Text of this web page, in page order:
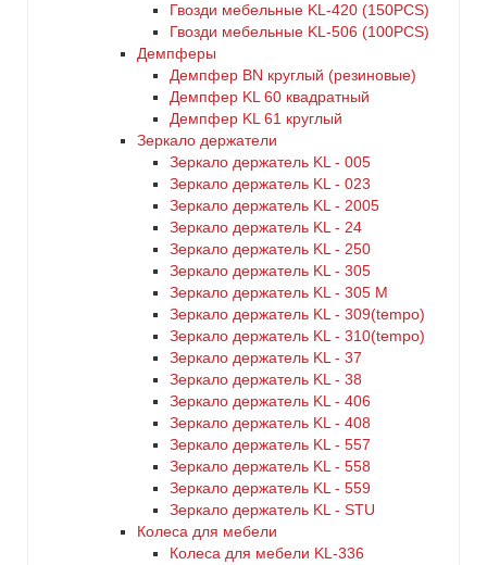
Гвозди мебельные KL-420 (150PCS)
Гвозди мебельные KL-506 (100PCS)
Демпферы
Демпфер BN круглый (резиновые)
Демпфер KL 60 квадратный
Демпфер KL 61 круглый
Зеркало держатели
Зеркало держатель KL - 005
Зеркало держатель KL - 023
Зеркало держатель KL - 2005
Зеркало держатель KL - 24
Зеркало держатель KL - 250
Зеркало держатель KL - 305
Зеркало держатель KL - 305 M
Зеркало держатель KL - 309(tempo)
Зеркало держатель KL - 310(tempo)
Зеркало держатель KL - 37
Зеркало держатель KL - 38
Зеркало держатель KL - 406
Зеркало держатель KL - 408
Зеркало держатель KL - 557
Зеркало держатель KL - 558
Зеркало держатель KL - 559
Зеркало держатель KL - STU
Колеса для мебели
Колеса для мебели KL-336